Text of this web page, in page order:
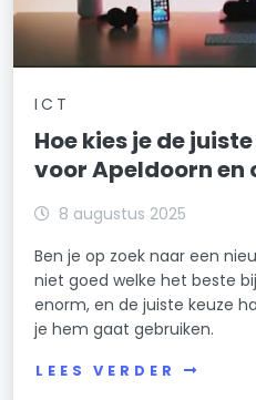
ICT
Hoe kies je de
voor Apeldoorn en
8 augustus 2025
Ben je op zoek naar een
niet goed welke het beste
enorm, en de juiste keuze
je hem gaat gebruiken.
LEES VERDER